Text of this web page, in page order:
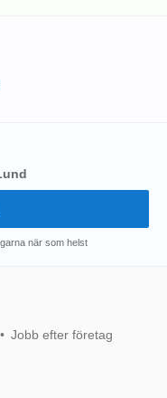
när som helst
Jobb efter företag